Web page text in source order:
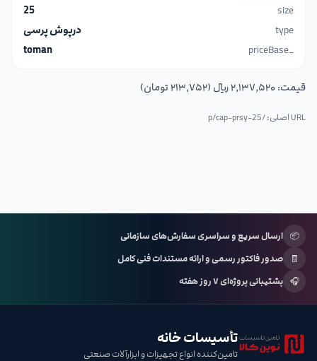
size
25
type
درپوش پرسی
_priceBase
toman
قیمت: ۲٬۱۳۷٬۵۲۰ ریال (۲۱۳٬۷۵۲ تومان)
URL اصلی: /p/ cap-prsy-25
📦 ارسال سریع و سراسری سفارش‌های سازمانی
🧾
صدور فاکتور رسمی و ارائه مستندات فنی کامل
🎧 پشتیبانی پروژه‌ای ۷ روز هفته
تأسیسات خانه
تامین‌کننده انواع تجهیزات و ابزارآلات صنعتی